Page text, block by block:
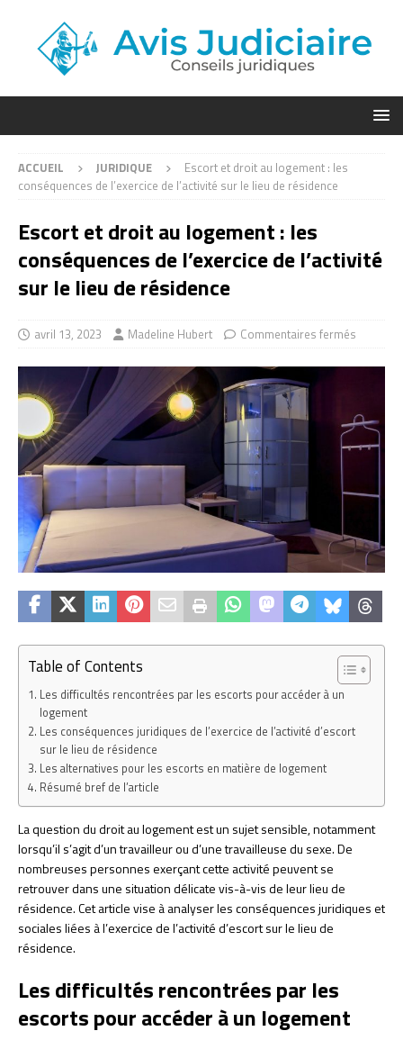
ACCUEIL JURIDIQUE
Escort et droit au logement : les
conséquences de l’exercice de l’activité sur le lieu de résidence
Escort et droit au logement : les
conséquences de l’exercice de l’activité
sur le lieu de résidence
avril 13, 2023 Madeline Hubert Commentaires fermés
Table of Contents
Les difficultés rencontrées par les escorts pour accéder à un
logement
Les conséquences juridiques de l’exercice de l’activité d’escort
sur le lieu de résidence
Les alternatives pour les escorts en matière de logement
Résumé bref de l’article
La question du droit au logement est un sujet sensible, notamment
lorsqu’il s’agit d’un travailleur ou d’une travailleuse du sexe. De
nombreuses personnes exerçant cette activité peuvent se
retrouver dans une situation délicate vis-à-vis de leur lieu de
résidence. Cet article vise à analyser les conséquences juridiques et
sociales liées à l’exercice de l’activité d’escort sur le lieu de
résidence.
Les difficultés rencontrées par les
escorts pour accéder à un logement